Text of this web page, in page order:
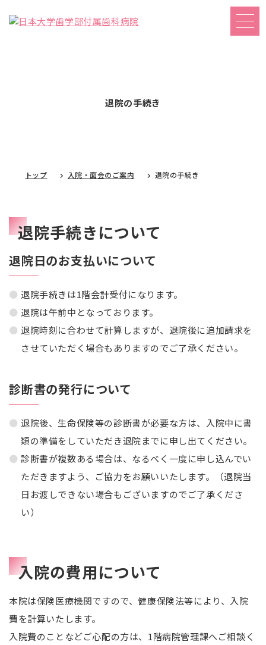
退院の手続き
トップ 入院・面会のご案内 退院の手続き
退院手続きについて
退院日のお支払いについて
退院手続きは1階会計受付になります。
退院は午前中となっております。
退院時刻に合わせて計算しますが、退院後に追加請求を
させていただく場合もありますのでご了承ください。
診断書の発行について
退院後、生命保険等の診断書が必要な方は、入院中に書
類の準備をしていただき退院までに申し出てください。
診断書が複数ある場合は、なるべく一度に申し込んでい
ただきますよう、ご協力をお願いいたします。（退院当
日お渡しできない場合もございますのでご了承くださ
い）
入院の費用について
本院は保険医療機関ですので、健康保険法等により、入院
費を計算いたします。
入院費のことなどご心配の方は、1階病院管理課へご相談く